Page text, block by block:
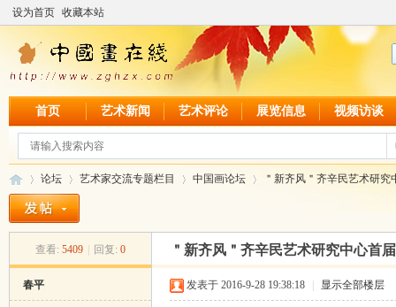
设为首页 收藏本站
首页 艺术新闻 艺术评论 展览信息 视频访谈
论坛
›
艺术家交流专题栏目 中国画论坛
›
＂新齐风＂齐辛民艺术研
查看: 5409 回复: 0 ＂新齐风＂齐辛民艺术研究中心首
春平 发表于 2016-9-28 19:38:18 显示全部楼层